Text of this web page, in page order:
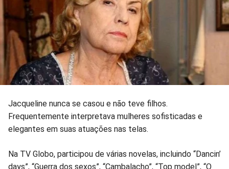
Jacqueline nunca se casou e não teve filhos.
Frequentemente interpretava mulheres sofisticadas e
elegantes em suas atuações nas telas.
Na TV Globo, participou de várias novelas, incluindo “Dancin’
days”, “Guerra dos sexos”, “Cambalacho”, “Top model”, “O